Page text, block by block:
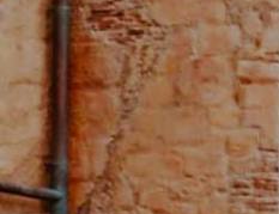
生きづらさ・不満
「自分の人生
としなさい」
ない。